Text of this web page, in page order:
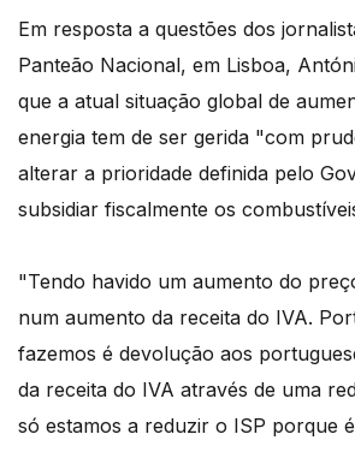
Em resposta a questões dos
Panteão Nacional, em Lisboa,
que a atual situação global de
energia tem de ser gerida "com
alterar a prioridade definida pelo
subsidiar fiscalmente os
"Tendo havido um aumento do
num aumento da receita do IVA.
fazemos é devolução aos
da receita do IVA através de uma
só estamos a reduzir o ISP porque